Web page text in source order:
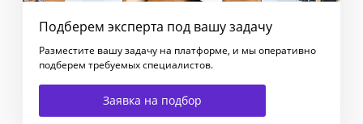
Подберем эксперта под вашу задачу
Разместите вашу задачу на платформе, и мы оперативно
подберем требуемых специалистов.
Заявка на подбор